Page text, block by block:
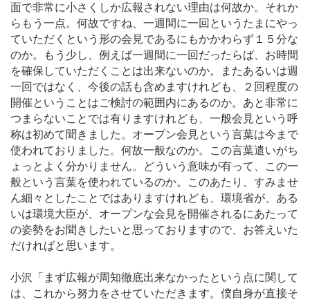
面で非常に小さくしか広報されない理由は何故か。それか
らもう一点。何故ですね、一週間に一回というたまにやっ
ていただくという形の会見であるにもかかわらず１５分な
のか。もう少し、例えば一週間に一回だったらば、お時間
を確保していただくことは出来ないのか。またあるいは週
一回ではなく、今後の話も含めますけれども、２回程度の
開催ということはご検討の範囲内にあるのか。あと非常に
つまらないことでは有りますけれども、一般会見という呼
称は初めて聞きました。オープン会見という言葉は今まで
使われておりました。何故一般なのか。この言葉遣いがち
ょっとよく分かりません。どういう意味が有って、この一
般という言葉を使われているのか。このあたり、すみませ
ん細々としたことではありますけれども、環境省が、ある
いは環境大臣が、オープンな会見を開催されるにあたって
の姿勢をお聞きしたいと思っておりますので、お答えいた
だければと思います。
小沢「まず広報が周知徹底出来なかったという点に関して
は、これから努力をさせていただきます。僕自身が直接そ